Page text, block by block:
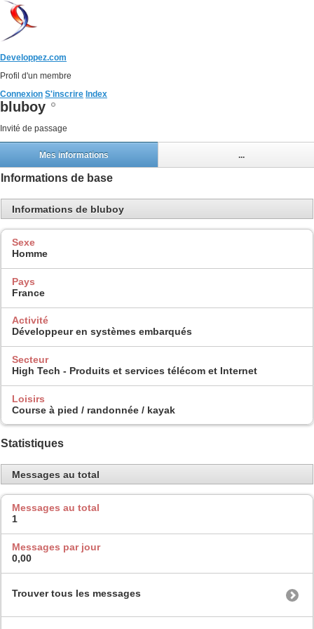
Developpez.com
Profil d'un membre
Connexion S'inscrire Index
bluboy
Invité de passage
Mes informations ...
Informations de base
Informations de bluboy
Sexe
Homme
Pays
France
Activité
Développeur en systèmes embarqués
Secteur
High Tech - Produits et services télécom et Internet
Loisirs
Course à pied / randonnée / kayak
Statistiques
Messages au total
Messages au total
1
Messages par jour
0,00
Trouver tous les messages